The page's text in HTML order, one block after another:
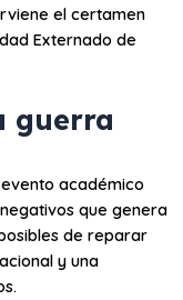
el certamen
Externado de
guerra
académico
que genera
de reparar
y una